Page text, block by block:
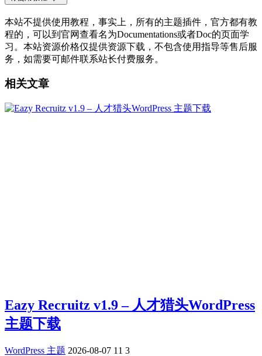
本站不提供使用教程，事实上，所有的主题插件，官方都有教
程的，可以到官网查看名为Documentations或者Doc的页面学
习。本站资源价格仅提供资源下载，不包含使用指导等售后服
务，如需要可邮件联系站长付费服务。
相关文章
Eazy Recruitz v1.9 – 人才猎头WordPress
主题下载
WordPress 主题 2026-08-07 11 3